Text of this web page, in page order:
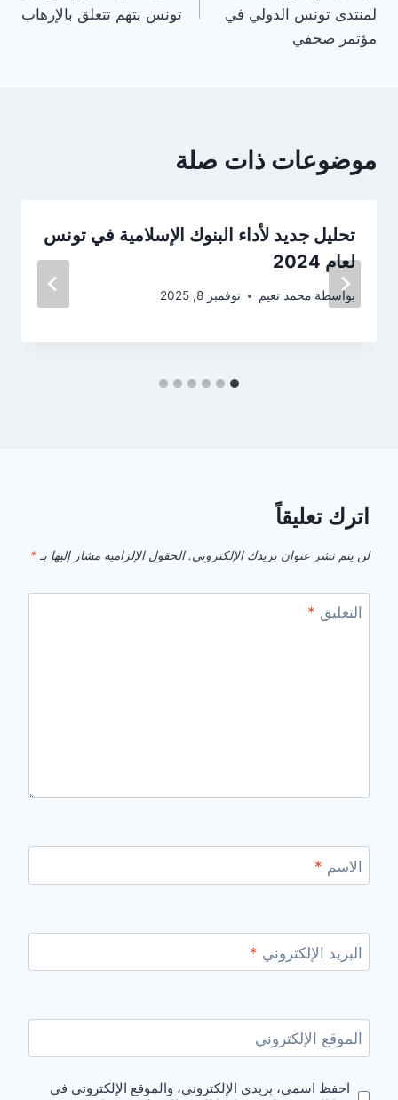
لمنتدى تونس الدولي في
مؤتمر صحفي
تونس بتهم تتعلق بالإرهاب
موضوعات ذات صلة
تحليل جديد لأداء البنوك الإسلامية في تونس
لعام 2024
بواسطة محمد نعيم نوفمبر 8, 2025
اترك تعليقاً
لن يتم نشر عنوان بريدك الإلكتروني. الحقول الإلزامية مشار إليها بـ *
التعليق *
الاسم *
البريد الإلكتروني *
الموقع الإلكتروني
احفظ اسمي، بريدي الإلكتروني، والموقع الإلكتروني في